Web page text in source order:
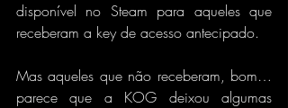
disponível no Steam para aqueles que
receberam a key de acesso antecipado.
Mas aqueles que não receberam, bom…
parece que a KOG deixou algumas